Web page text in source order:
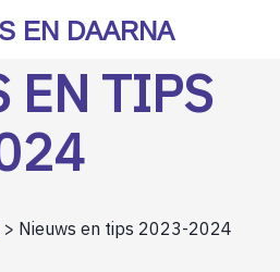
EN TIPS
> Nieuws en tips 2023-2024
EN DAARNA